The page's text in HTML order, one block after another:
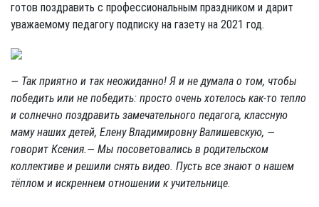
готов поздравить с профессиональным праздником и дарит
уважаемому педагогу подписку на газету на 2021 год.
— Так приятно и так неожиданно! Я и не думала о том, чтобы
победить или не победить: просто очень хотелось как-то тепло
и солнечно поздравить замечательного педагога, классную
маму наших детей, Елену Владимировну Валишевскую, —
говорит Ксения.— Мы посоветовались в родительском
коллективе и решили снять видео. Пусть все знают о нашем
тёплом и искреннем отношении к учительнице.